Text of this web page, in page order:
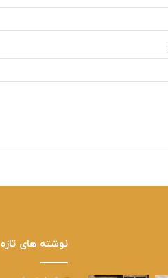
نوشته های تازه